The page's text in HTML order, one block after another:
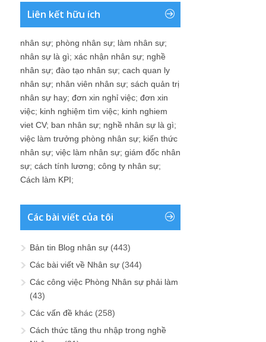
Liên kết hữu ích
nhân sự; phòng nhân sự; làm nhân sự;
nhân sự là gì; xác nhận nhân sự; nghề
nhân sự; đào tạo nhân sự; cach quan ly
nhân sự; nhân viên nhân sự; sách quản trị
nhân sự hay; đơn xin nghỉ việc; đơn xin
việc; kinh nghiệm tìm việc; kinh nghiem
viet CV; ban nhân sự; nghề nhân sự là gì;
việc làm trưởng phòng nhân sự; kiến thức
nhân sự; việc làm nhân sự; giám đốc nhân
sự; cách tính lương; công ty nhân sự;
Cách làm KPI;
Các bài viết của tôi
Bản tin Blog nhân sự (443)
Các bài viết về Nhân sự (344)
Các công việc Phòng Nhân sự phải làm
(43)
Các vấn đề khác (258)
Cách thức tăng thu nhập trong nghề